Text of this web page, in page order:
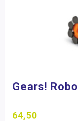
Gears!
64,50